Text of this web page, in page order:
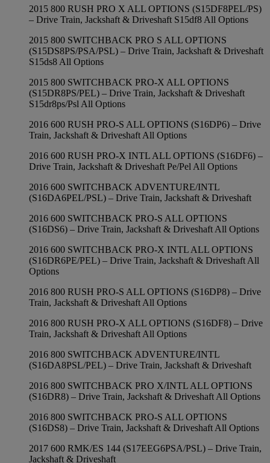
2015 800 RUSH PRO X ALL OPTIONS (S15DF8PEL/PS)
– Drive Train, Jackshaft & Driveshaft S15df8 All Options
2015 800 SWITCHBACK PRO S ALL OPTIONS
(S15DS8PS/PSA/PSL) – Drive Train, Jackshaft & Driveshaft
S15ds8 All Options
2015 800 SWITCHBACK PRO-X ALL OPTIONS
(S15DR8PS/PEL) – Drive Train, Jackshaft & Driveshaft
S15dr8ps/Psl All Options
2016 600 RUSH PRO-S ALL OPTIONS (S16DP6) – Drive
Train, Jackshaft & Driveshaft All Options
2016 600 RUSH PRO-X INTL ALL OPTIONS (S16DF6) –
Drive Train, Jackshaft & Driveshaft Pe/Pel All Options
2016 600 SWITCHBACK ADVENTURE/INTL
(S16DA6PEL/PSL) – Drive Train, Jackshaft & Driveshaft
2016 600 SWITCHBACK PRO-S ALL OPTIONS
(S16DS6) – Drive Train, Jackshaft & Driveshaft All Options
2016 600 SWITCHBACK PRO-X INTL ALL OPTIONS
(S16DR6PE/PEL) – Drive Train, Jackshaft & Driveshaft All
Options
2016 800 RUSH PRO-S ALL OPTIONS (S16DP8) – Drive
Train, Jackshaft & Driveshaft All Options
2016 800 RUSH PRO-X ALL OPTIONS (S16DF8) – Drive
Train, Jackshaft & Driveshaft All Options
2016 800 SWITCHBACK ADVENTURE/INTL
(S16DA8PSL/PEL) – Drive Train, Jackshaft & Driveshaft
2016 800 SWITCHBACK PRO X/INTL ALL OPTIONS
(S16DR8) – Drive Train, Jackshaft & Driveshaft All Options
2016 800 SWITCHBACK PRO-S ALL OPTIONS
(S16DS8) – Drive Train, Jackshaft & Driveshaft All Options
2017 600 RMK/ES 144 (S17EEG6PSA/PSL) – Drive Train,
Jackshaft & Driveshaft